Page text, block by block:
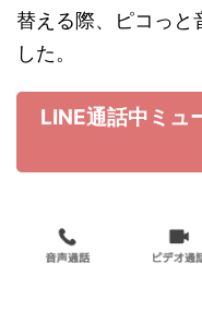
替える際、ピコっと
した。
LINE通話中ミュ